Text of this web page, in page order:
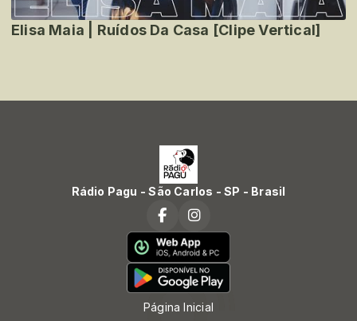
Elisa Maia | Ruídos Da Casa [Clipe Vertical]
Rádio Pagu - São Carlos - SP - Brasil
Página Inicial